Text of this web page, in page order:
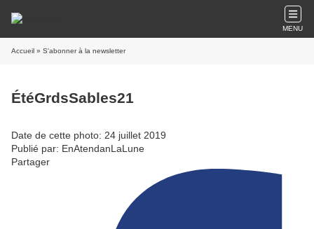
MENU
Accueil » S'abonner à la newsletter
ÉtéGrdsSables21
Date de cette photo: 24 juillet 2019
Publié par: EnAtendanLaLune
Partager